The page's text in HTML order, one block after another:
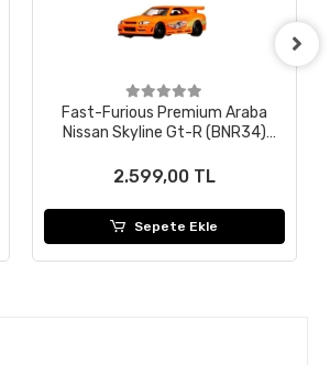
Fast-Furious Premium Araba
Nissan Skyline Gt-R (BNR34)
2.599,00 TL
Sepete Ekle